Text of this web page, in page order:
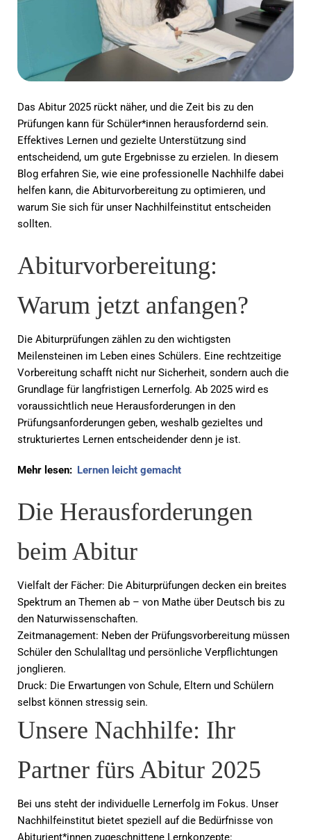
Das Abitur 2025 rückt näher, und die Zeit bis zu den
Prüfungen kann für Schüler*innen herausfordernd sein.
Effektives Lernen und gezielte Unterstützung sind
entscheidend, um gute Ergebnisse zu erzielen. In diesem
Blog erfahren Sie, wie eine professionelle Nachhilfe dabei
helfen kann, die Abiturvorbereitung zu optimieren, und
warum Sie sich für unser Nachhilfeinstitut entscheiden
sollten.
Abiturvorbereitung:
Warum jetzt anfangen?
Die Abiturprüfungen zählen zu den wichtigsten
Meilensteinen im Leben eines Schülers. Eine rechtzeitige
Vorbereitung schafft nicht nur Sicherheit, sondern auch die
Grundlage für langfristigen Lernerfolg. Ab 2025 wird es
voraussichtlich neue Herausforderungen in den
Prüfungsanforderungen geben, weshalb gezieltes und
strukturiertes Lernen entscheidender denn je ist.
Mehr lesen: Lernen leicht gemacht
Die Herausforderungen
beim Abitur
Vielfalt der Fächer: Die Abiturprüfungen decken ein breites
Spektrum an Themen ab – von Mathe über Deutsch bis zu
den Naturwissenschaften.
Zeitmanagement: Neben der Prüfungsvorbereitung müssen
Schüler den Schulalltag und persönliche Verpflichtungen
jonglieren.
Druck: Die Erwartungen von Schule, Eltern und Schülern
selbst können stressig sein.
Unsere Nachhilfe: Ihr
Partner fürs Abitur 2025
Bei uns steht der individuelle Lernerfolg im Fokus. Unser
Nachhilfeinstitut bietet speziell auf die Bedürfnisse von
Abiturient*innen zugeschnittene Lernkonzepte: